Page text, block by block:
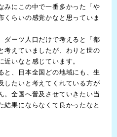
みにこの中で一番多かった「や
くらいの感覚かなと思っていま
ーツ人口だけで考えると「都
考えていましたが、わりと世の
いなと感じています。
、日本全国どの地域にも、生
したいと考えてくれている方が
。全国へ普及させていきたい当
結果にならなくて良かったなと